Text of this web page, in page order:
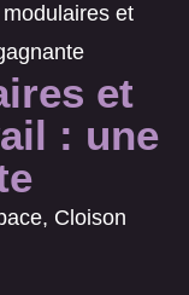
et
et
: une
, Cloison